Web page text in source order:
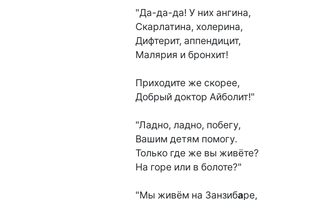
"Да-да-да! У них ангина,
Скарлатина, холерина,
Дифтерит, аппендицит,
Малярия и бронхит!
Приходите же скорее,
Добрый доктор Айболит!"
"Ладно, ладно, побегу,
Вашим детям помогу.
Только где же вы живёте?
На горе или в болоте?"
"Мы живём на Занзибаре,